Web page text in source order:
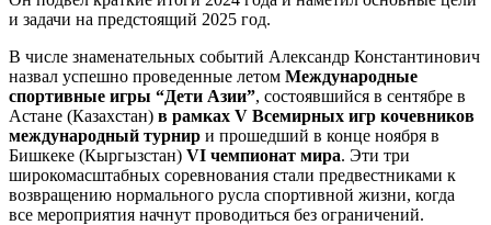
и задачи на предстоящий 2025 год.
В числе знаменательных событий Александр Константинович
назвал успешно проведенные летом Международные
спортивные игры “Дети Азии”, состоявшийся в сентябре в
Астане (Казахстан) в рамках V Всемирных игр кочевников
международный турнир и прошедший в конце ноября в
Бишкеке (Кыргызстан) VI чемпионат мира. Эти три
широкомасштабных соревнования стали предвестниками к
возвращению нормального русла спортивной жизни, когда
все мероприятия начнут проводиться без ограничений.